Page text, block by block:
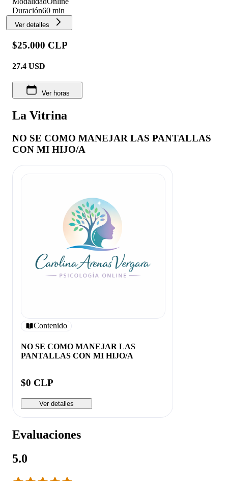
Duración60 min
Ver detalles
$25.000 CLP
27.4 USD
Ver horas
La Vitrina
NO SE COMO MANEJAR LAS PANTALLAS
CON MI HIJO/A
Contenido
NO SE COMO MANEJAR LAS
PANTALLAS CON MI HIJO/A
$0 CLP
Ver detalles
Evaluaciones
5.0